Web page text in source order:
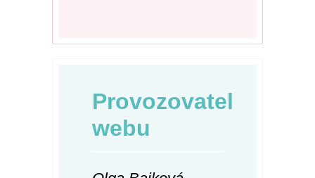
Provozovatel
webu